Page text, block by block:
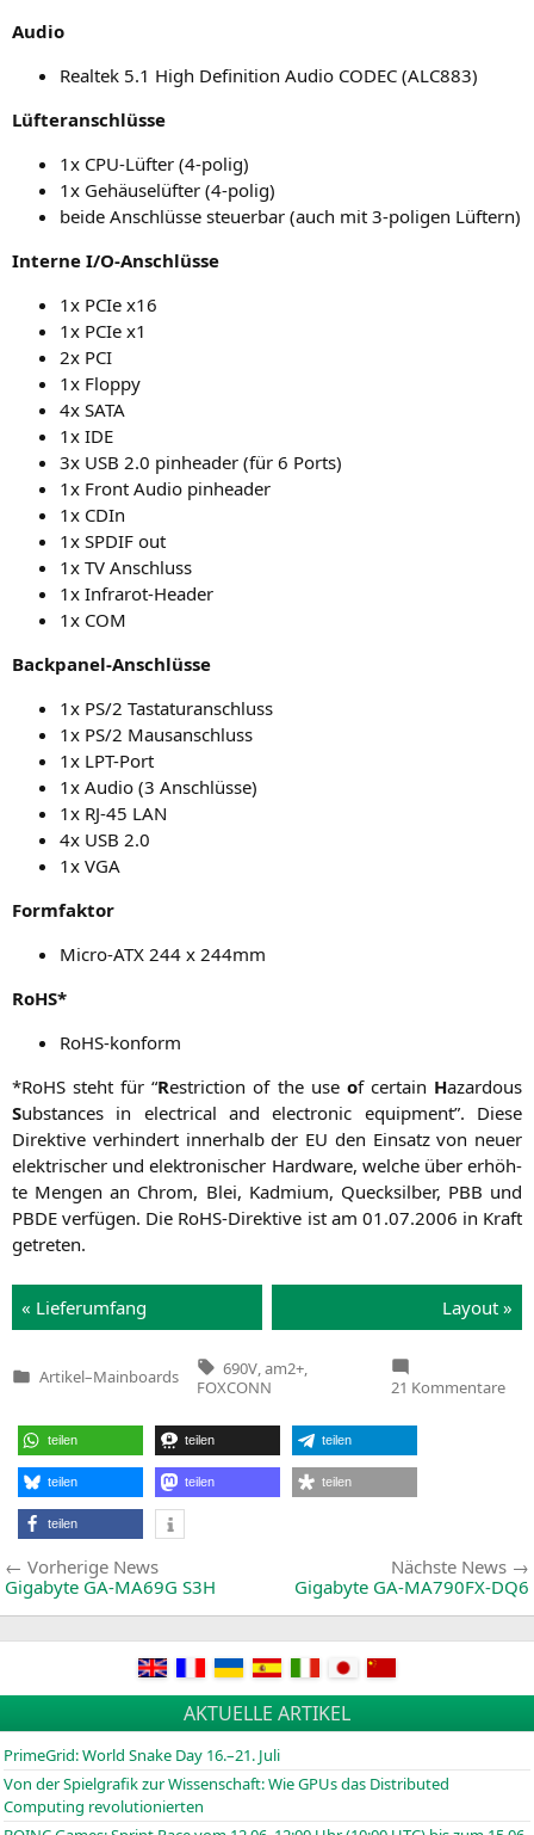
Audio
Real­tek 5.1 High Defi­ni­ti­on Audio CODEC (ALC883)
Lüf­ter­an­schlüs­se
1x CPU-Lüf­ter (4‑polig)
1x Gehäu­selüf­ter (4‑polig)
bei­de Anschlüs­se steu­er­bar (auch mit 3‑poligen Lüftern)
Inter­ne I/O‑Anschlüsse
1x PCIe x16
1x PCIe x1
2x PCI
1x Flop­py
4x SATA
1x IDE
3x USB 2.0 pin­hea­der (für 6 Ports)
1x Front Audio pinheader
1x CDIn
1x SPDIF out
1x TV Anschluss
1x Infra­rot-Hea­der
1x COM
Back­pa­nel-Anschlüs­se
1x PS/2 Tastaturanschluss
1x PS/2 Mausanschluss
1x LPT-Port
1x Audio (3 Anschlüsse)
1x RJ-45 LAN
4x USB 2.0
1x VGA
Form­fak­tor
Micro-ATX 244 x 244mm
RoHS*
RoHS-kon­form
*RoHS steht für “Rest­ric­tion of the use of cer­tain Hazar­dous
Subs­tances in elec­tri­cal and elec­tro­nic equip­ment”. Die­se
Direk­ti­ve ver­hin­dert inner­halb der EU den Ein­satz von neu­er
elek­tri­scher und elek­tro­ni­scher Hard­ware, wel­che über erhöh­
te Men­gen an Chrom, Blei, Kad­mi­um, Queck­sil­ber, PBB und
PBDE ver­fü­gen. Die RoHS-Direk­ti­ve ist am 01.07.2006 in Kraft
getreten.
« Lie­fer­um­fang Lay­out »
Veröffentlicht
Artikel–Mainboards
Tags:
690V am2+
FOXCONN
21 Kommentarezu
teilen teilen teilen
teilen teilen teilen
teilen
Beitragsnavigation
Vorherige NewsVorherige
News:
Gigabyte GA-MA69G S3H
Nächste News
Gigabyte GA-MA790FX-DQ6
AKTUELLE ARTIKEL
PrimeGrid: World Snake Day 16.–21. Juli
Von der Spielgrafik zur Wissenschaft: Wie GPUs das Distributed
Computing revolutionierten